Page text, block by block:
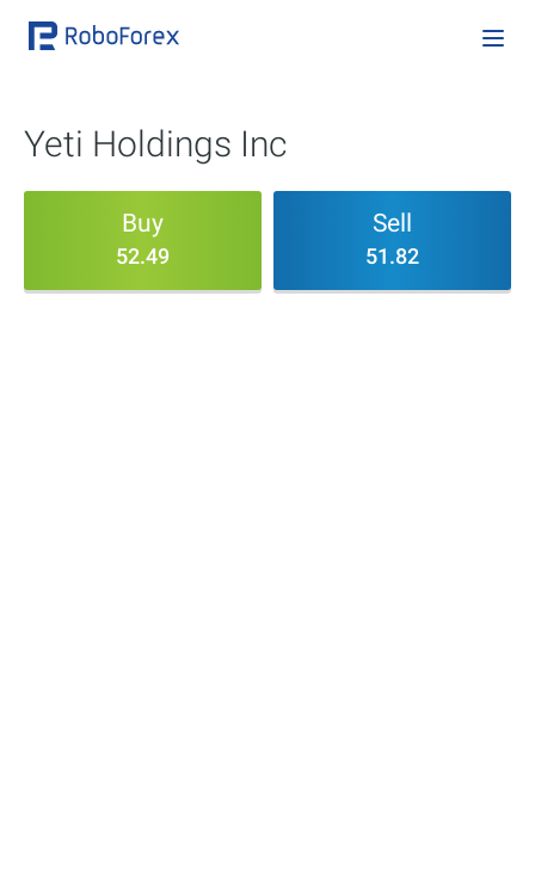
Yeti Holdings Inc
Buy
52.49
Sell
51.82